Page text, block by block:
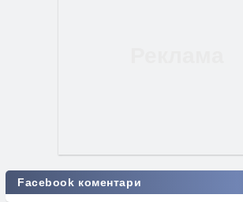
Facebook коментари